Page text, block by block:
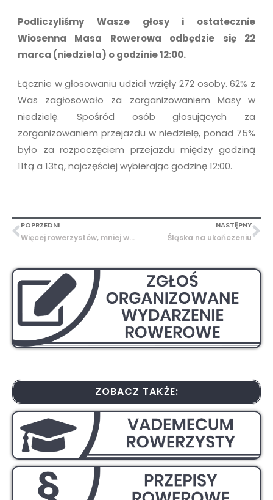
Podliczyliśmy Wasze głosy i ostatecznie
Wiosenna Masa Rowerowa odbędzie się 22
marca (niedziela) o godzinie 12:00.
Łącznie w głosowaniu udział wzięły 272 osoby. 62% z
Was zagłosowało za zorganizowaniem Masy w
niedzielę. Spośród osób głosujących za
zorganizowaniem przejazdu w niedzielę, ponad 75%
było za rozpoczęciem przejazdu między godziną
11tą a 13tą, najczęściej wybierając godzinę 12:00.
POPRZEDNI
Więcej rowerzystów, mniej wypadków
NASTĘPNY
Śląska na ukończeniu
ZOBACZ TAKŻE: